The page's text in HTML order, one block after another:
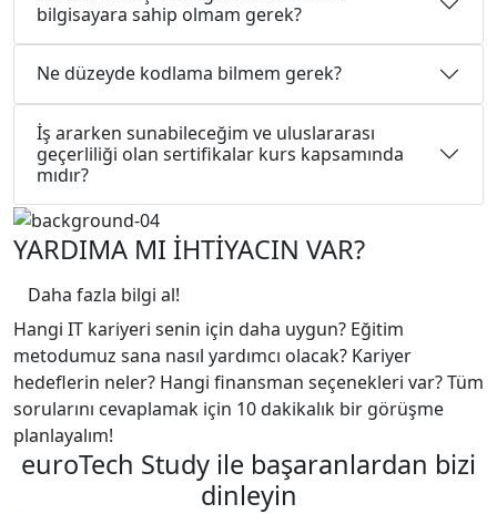
bilgisayara sahip olmam gerek?
Ne düzeyde kodlama bilmem gerek?
İş ararken sunabileceğim ve uluslararası
geçerliliği olan sertifikalar kurs kapsamında
mıdır?
YARDIMA MI İHTİYACIN VAR?
Daha fazla bilgi al!
Hangi IT kariyeri senin için daha uygun? Eğitim
metodumuz sana nasıl yardımcı olacak? Kariyer
hedeflerin neler? Hangi finansman seçenekleri var? Tüm
sorularını cevaplamak için 10 dakikalık bir görüşme
planlayalım!
euroTech Study ile başaranlardan bizi
dinleyin